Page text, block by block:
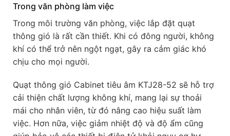
Trong văn phòng làm việc
Trong môi trường văn phòng, việc lắp đặt quạt
thông gió là rất cần thiết. Khi có đông người, không
khí có thể trở nên ngột ngạt, gây ra cảm giác khó
chịu cho mọi người.
Quạt thông gió Cabinet tiêu âm KTJ28-52 sẽ hỗ trợ
cải thiện chất lượng không khí, mang lại sự thoải
mái cho nhân viên, từ đó nâng cao hiệu suất làm
việc. Hơn nữa, việc giảm nhiệt độ và độ ẩm cũng